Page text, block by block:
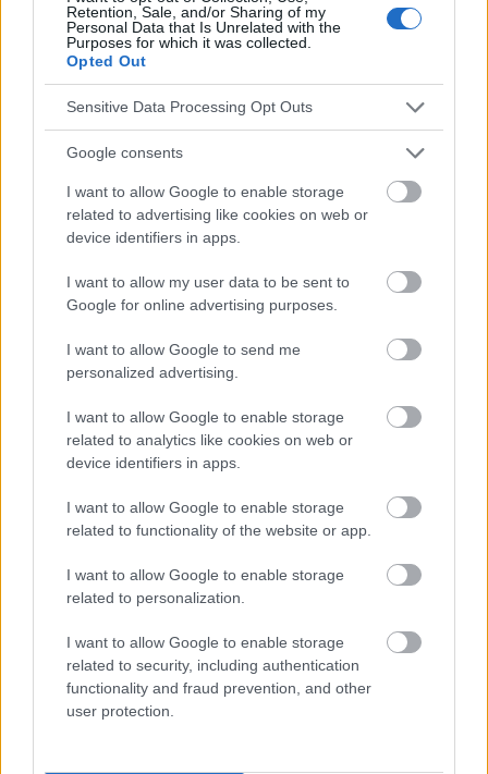
Retention, Sale, and/or Sharing of my
Personal Data that Is Unrelated with the
Purposes for which it was collected.
Opted Out
Sensitive Data Processing Opt Outs
Google consents
I want to allow Google to enable storage
related to advertising like cookies on web or
device identifiers in apps.
I want to allow my user data to be sent to
Google for online advertising purposes.
I want to allow Google to send me
personalized advertising.
I want to allow Google to enable storage
related to analytics like cookies on web or
device identifiers in apps.
I want to allow Google to enable storage
related to functionality of the website or app.
I want to allow Google to enable storage
related to personalization.
I want to allow Google to enable storage
related to security, including authentication
functionality and fraud prevention, and other
user protection.
métaboliques et physiologiques entre les espèces
expliquent ce phénomène
Il s'agit sans aucun doute d'une découverte très
importante dans le domaine médical, qu'il convient
moduler le cerveau par l'odorat, mais l'analyse est
trop étroite pour pouvoir déterminer sans équivoque
l'effet positif du menthol dans la lutte contre la
maladie d'Alzheimer.
Utile? Partagez-le sur Facebook!
Vous voulez rester informé ? Suivez-
nous sur
EN RAPPORT
Sujets Lutte contre la maladie d'alzheimer
Maladie d'alzheimer
Catégories médicales Maladie de Parkinson
Système nerveux central